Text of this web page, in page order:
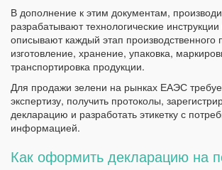
В дополнение к этим документам,
разрабатывают технологические
описывают каждый этап производственного
изготовление, хранение, упаковка,
транспортировка продукции.
Для продажи зелени на рынках ЕАЭС
экспертизу, получить протоколы,
декларацию и разработать этикетку с
информацией.
Как оформить декларацию на